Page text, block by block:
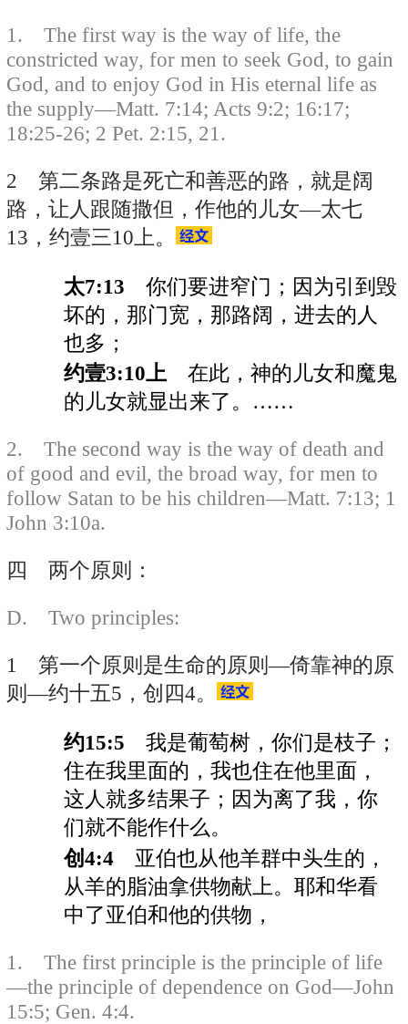
1. The first way is the way of life, the
constricted way, for men to seek God, to gain
God, and to enjoy God in His eternal life as
the supply—Matt. 7:14; Acts 9:2; 16:17;
18:25-26; 2 Pet. 2:15, 21.
2 第二条路是死亡和善恶的路，就是阔
路，让人跟随撒但，作他的儿女—太七
13，约壹三10上。
太7:13 你们要进窄门；因为引到毁
坏的，那门宽，那路阔，进去的人
也多；
约壹3:10上在此，神的儿女和魔鬼
的儿女就显出来了。……
2. The second way is the way of death and
of good and evil, the broad way, for men to
follow Satan to be his children—Matt. 7:13; 1
John 3:10a.
四 两个原则：
D. Two principles:
1 第一个原则是生命的原则—倚靠神的原
则—约十五5，创四4。
约15:5 我是葡萄树，你们是枝子；
住在我里面的，我也住在他里面，
这人就多结果子；因为离了我，你
们就不能作什么。
创4:4 亚伯也从他羊群中头生的，
从羊的脂油拿供物献上。耶和华看
中了亚伯和他的供物，
1. The first principle is the principle of life
—the principle of dependence on God—John
15:5; Gen. 4:4.